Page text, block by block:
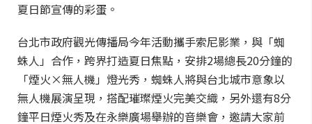
夏日節宣傳的彩蛋。
台北市政府觀光傳播局今年活動攜手索尼影業，與「蜘
蛛人」合作，跨界打造夏日焦點，安排2場總長20分鐘的
「煙火×無人機」燈光秀，蜘蛛人將與台北城市意象以
無人機展演呈現，搭配璀璨煙火完美交織，另外還有8分
鐘平日煙火秀及在永樂廣場舉辦的音樂會，邀請大家前